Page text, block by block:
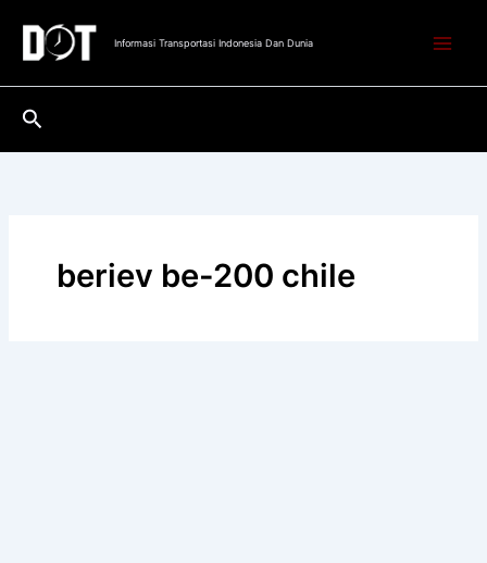
konten
Informasi Transportasi Indonesia Dan Dunia
Cari
beriev be-200 chile